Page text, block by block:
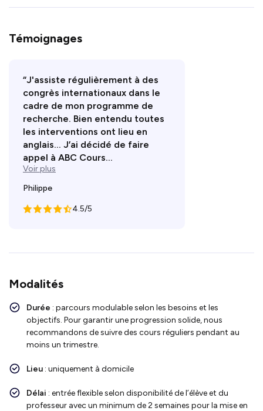
Témoignages
“J'assiste régulièrement à des
congrès internationaux dans le
cadre de mon programme de
recherche. Bien entendu toutes
les interventions ont lieu en
anglais… J’ai décidé de faire
appel à ABC Cours...
Voir plus
Philippe
4.5/5
Modalités
Durée : parcours modulable selon les besoins et les
objectifs. Pour garantir une progression solide, nous
recommandons de suivre des cours réguliers pendant au
moins un trimestre.
Lieu : uniquement à domicile
Délai : entrée flexible selon disponibilité de l’élève et du
professeur avec un minimum de 2 semaines pour la mise en